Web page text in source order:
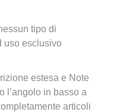
tipo di
uso esclusivo
estesa e Note
l’angolo in basso a
articoli